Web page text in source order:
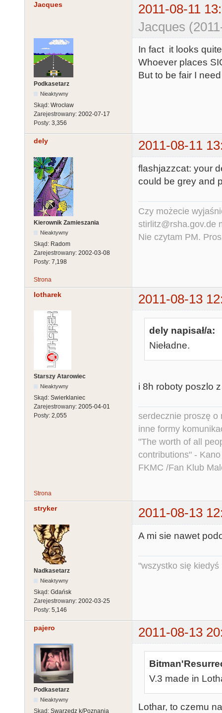
Jacques
2011-08-11
Jacques
Podkasetarz
Nieaktywny
Skąd: Wrocław
Zarejestrowany: 2002-07-17
Posty: 3,356
In fact it looks
Whoever places
But to be fair I
dely 2011-08-11
Kierownik Zamieszania
Nieaktywny
Skąd: Radom
Zarejestrowany: 2002-03-08
Posty: 7,198
flashjazzcat: your
could be grey and
Czy możecie
stirlitz@rsha.gov.de
Nie czytam PM.
Strona
lotharek 2011-08-13
Starszy Atarowiec
Nieaktywny
Skąd: Swierklaniec
Zarejestrowany: 2005-04-01
Posty: 2,055
dely napisał/a:
Nieładne.
i 8h roboty poszlo
serdecznie proszę o
inne formy
"The worth of all
contributions" -
FKMC /Fan Klub
Strona
stryker 2011-08-13
Nadkasetarz
Nieaktywny
Skąd: Gdańsk
Zarejestrowany: 2002-03-25
Posty: 5,146
A mi sie nawet
"wszystko się kiedyś
pajero 2011-08-13
Podkasetarz
Nieaktywny
Skąd: Swarzędz k/Poznania
V.3 made in
Lothar, to czemu